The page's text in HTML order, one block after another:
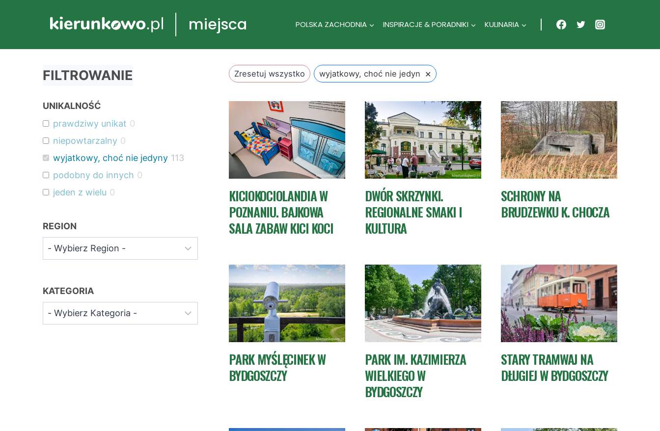
miejsca POLSKA ZACHODNIA INSPIRACJE & PORADNIKI KULINARIA
Zresetuj wszystko wyjatkowy, choć nie jedyny ×
KICIOKOCIOLANDIA W
POZNANIU. BAJKOWA
SALA ZABAW KICI KOCI
DWÓR SKRZYNKI.
REGIONALNE SMAKI I
KULTURA
SCHRONY NA
BRUDZEWKU K. CHOCZA
PARK MYŚLĘCINEK W
BYDGOSZCZY
PARK IM. KAZIMIERZA
WIELKIEGO W
BYDGOSZCZY
STARY TRAMWAJ NA
DŁUGIEJ W BYDGOSZCZY
FILTROWANIE
UNIKALNOŚĆ
prawdziwy unikat 0
niepowtarzalny 0
wyjatkowy, choć nie jedyny 113
podobny do innych 0
jeden z wielu 0
REGION
KATEGORIA